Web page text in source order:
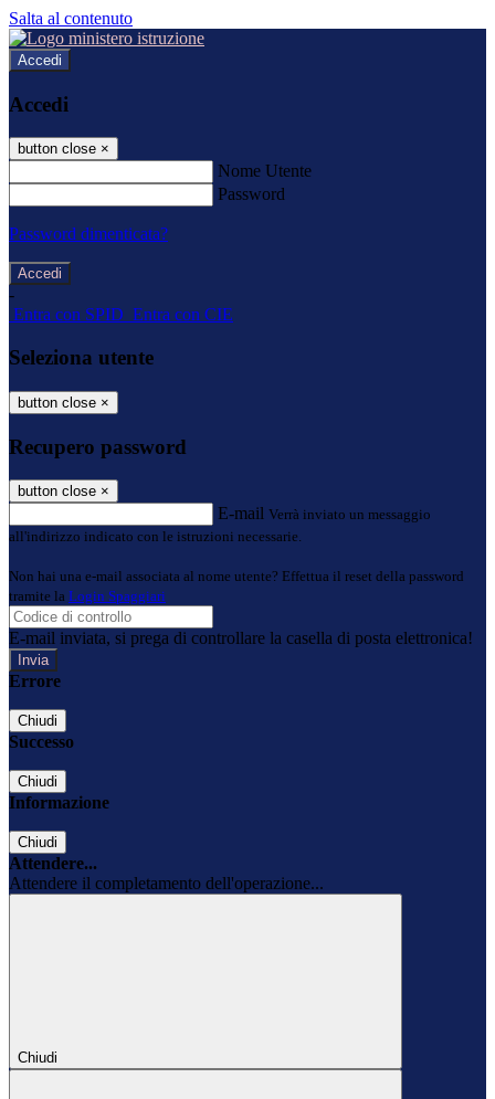
Salta al contenuto
Accedi
Accedi
button close ×
Nome Utente
Password
Password dimenticata?
-
Entra con SPID Entra con CIE
Seleziona utente
button close ×
Recupero password
button close ×
E-mail Verrà inviato un messaggio
all'indirizzo indicato con le istruzioni necessarie.
Non hai una e-mail associata al nome utente? Effettua il reset della password
tramite la Login Spaggiari
E-mail inviata, si prega di controllare la casella di posta elettronica!
Errore
Chiudi
Successo
Chiudi
Informazione
Chiudi
Attendere...
Attendere il completamento dell'operazione...
Chiudi